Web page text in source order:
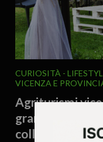
CURIOSITÀ -
VICENZA E
Agriturismi
grande caldo
colline, piscine